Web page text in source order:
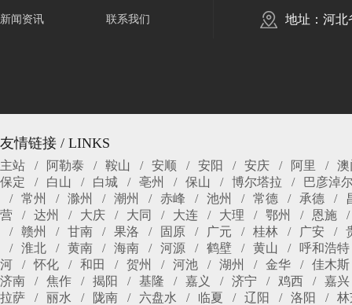
新闻资讯 联系我们 地址：河北
友情链接 / LINKS
主站 阿勒泰 鞍山 安顺 安阳 安庆 阿里
澳
保定
白山 白城 亳州 保山 博尔塔拉
巴彦淖
常州
滁州 潮州 赤峰 池州 常德 承德
营
达州 大庆 大同 大连 大理 鄂州
恩施
赣州
甘南 果洛 固原 广元 桂林 广安
淮北
黄南 海南 河源 鹤壁 黄山
呼和浩特
河
怀化 和田 贺州 河池 湖州 金华
佳木斯
济南
焦作 揭阳 基隆 嘉义 济宁 鸡西
嘉兴
拉萨
丽水 陇南 六盘水 临夏 辽阳 洛阳
林